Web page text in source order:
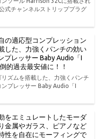
式チャンネルストリッププラグ
の適応型コンプレッション
した、力強くパンチの効い
プレッサー Baby Audio「I
的過去最安値に！！
ズムを搭載した、力強くパンチ
プレッサー Baby Audio「I
をエミュレートしたモーダ
金属やガラス、ピアノなど
性を自在にモーフィングで